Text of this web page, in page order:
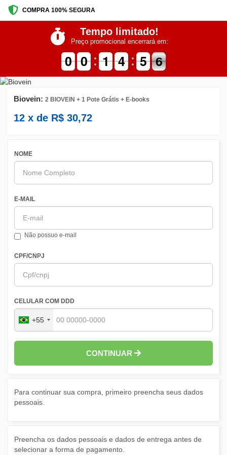
COMPRA 100% SEGURA
Tempo limitado!
Preço promocional encerrará em:
9
9
0
0 9
9
0
0 1
1
1
1 5
4
4 0
5
5 6
6
5
Biovein: 2 BIOVEIN + 1 Pote Grátis + E-books
12 x de R$ 30,72
NOME
E-MAIL
Não possuo e-mail
CPF/CNPJ
CELULAR COM DDD
+55
CONTINUAR
Para continuar sua compra, primeiro preencha seus dados
pessoais.
Preencha os dados pessoais e dados de entrega antes de
selecionar a forma de pagamento.